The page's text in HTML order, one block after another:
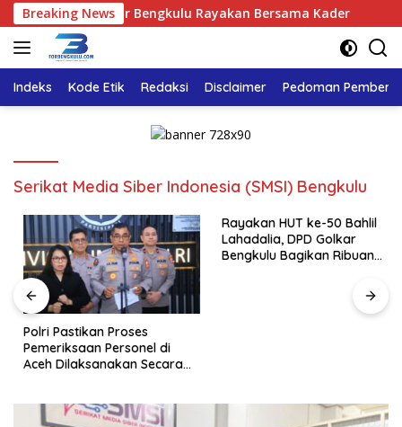
Langsung
ke
konten
Breaking News
DPD Golkar Bengkulu Rayakan Bersama Kader
Indeks Kode Etik Redaksi Disclaimer Pedoman
Serikat Media Siber Indonesia (SMSI) Bengkulu
Polri Pastikan Proses
Pemeriksaan Personel di
Aceh Dilaksanakan Secara
Rayakan HUT ke-50 Bahlil
Lahadalia, DPD Golkar
Bengkulu Bagikan Ribuan